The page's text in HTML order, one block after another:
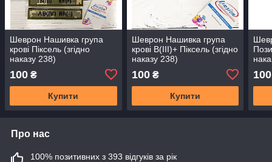
Шеврон Нашивка група
крові Піксель (згідно
наказу 238)
100 ₴
Купити
Шеврон Нашивка група
крові В(III)+ Піксель (згідно
наказу 238)
100₴
Купити
100
Про нас
100% позитивних з 393 відгуків за рік